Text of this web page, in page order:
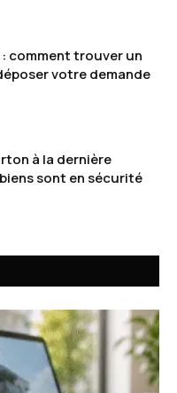
comment trouver un
votre demande
à la dernière
sont en sécurité